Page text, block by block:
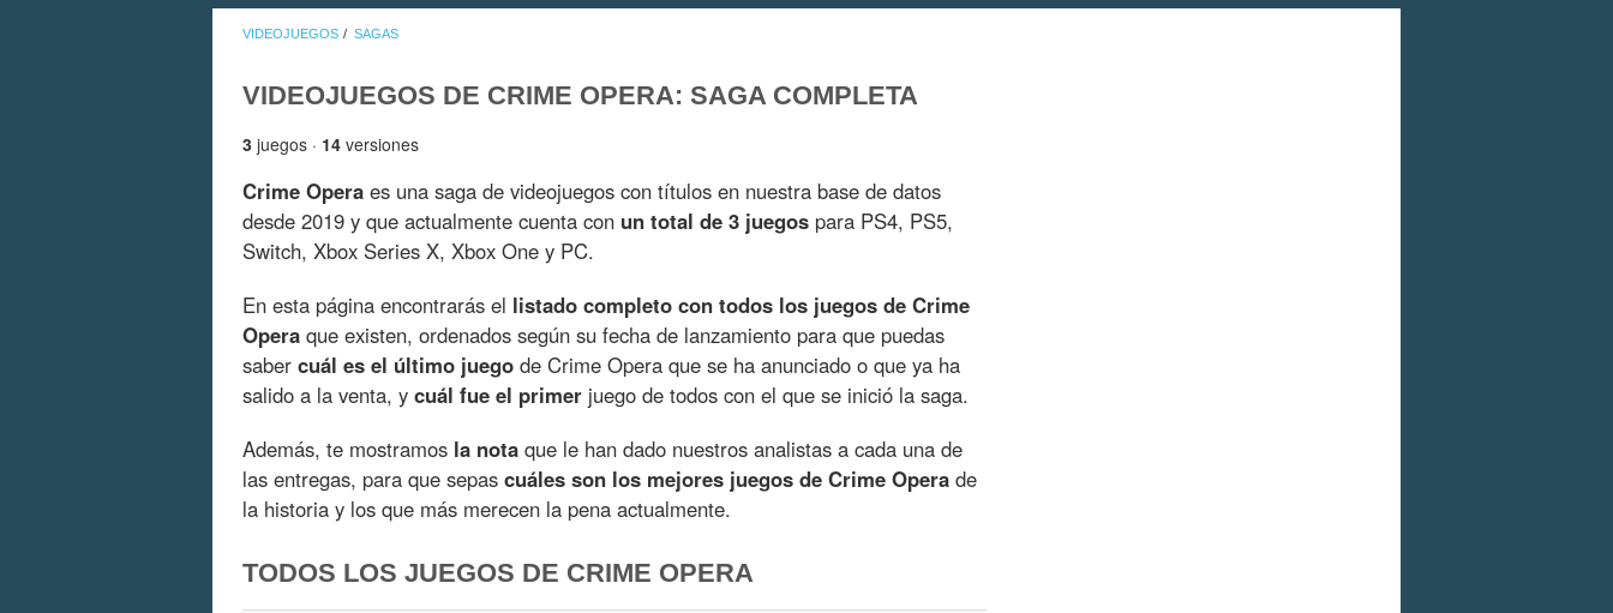
VIDEOJUEGOS SAGAS
VIDEOJUEGOS DE CRIME OPERA: SAGA COMPLETA
3 juegos · 14 versiones
Crime Opera es una saga de videojuegos con títulos en nuestra base de datos
desde 2019 y que actualmente cuenta con un total de 3 juegos para PS4, PS5,
Switch, Xbox Series X, Xbox One y PC.
En esta página encontrarás el listado completo con todos los juegos de Crime
Opera que existen, ordenados según su fecha de lanzamiento para que puedas
saber cuál es el último juego de Crime Opera que se ha anunciado o que ya ha
salido a la venta, y cuál fue el primer juego de todos con el que se inició la saga.
Además, te mostramos la nota que le han dado nuestros analistas a cada una de
las entregas, para que sepas cuáles son los mejores juegos de Crime Opera de
la historia y los que más merecen la pena actualmente.
TODOS LOS JUEGOS DE CRIME OPERA